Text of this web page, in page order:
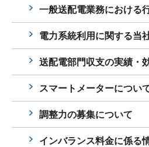
一般送配電業務における
電力系統利用に関する当
送配電部門収支の実績・
スマートメーターについ
調整力の募集について
インバランス料金に係る